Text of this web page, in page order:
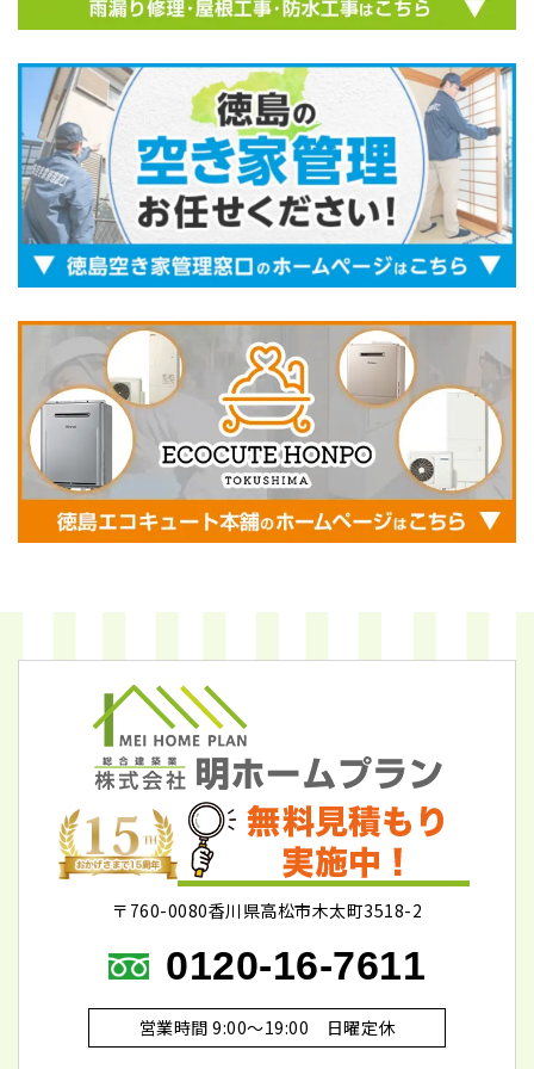
〒760-0080香川県高松市木太町3518-2
0120-16-7611
営業時間 9:00～19:00 日曜定休